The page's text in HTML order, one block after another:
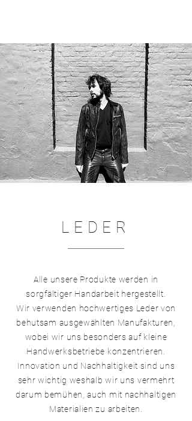
LEDER
Alle unsere Produkte werden in
sorgfältiger Handarbeit hergestellt.
Wir verwenden hochwertiges Leder von
behutsam ausgewählten Manufakturen,
wobei wir uns besonders auf kleine
Handwerksbetriebe konzentrieren.
Innovation und Nachhaltigkeit sind uns
sehr wichtig weshalb wir uns vermehrt
darum bemühen, auch mit nachhaltigen
Materialien zu arbeiten.